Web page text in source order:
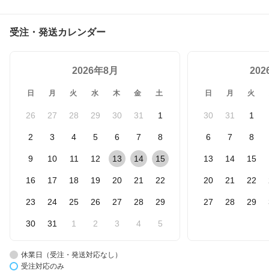
受注・発送カレンダー
2026年8月
日 月 火 水 木 金 土
26 27 28 29 30 31 1
2 3 4 5 6 7 8
9 10 11 12 13 14 15
16 17 18 19 20 21 22
23 24 25 26 27 28 29
30 31 1 2 3 4 5
日 月 火
30 31 1
6 7 8
13 14 15
20 21 22
27 28 29
休業日（受注・発送対応なし）
受注対応のみ